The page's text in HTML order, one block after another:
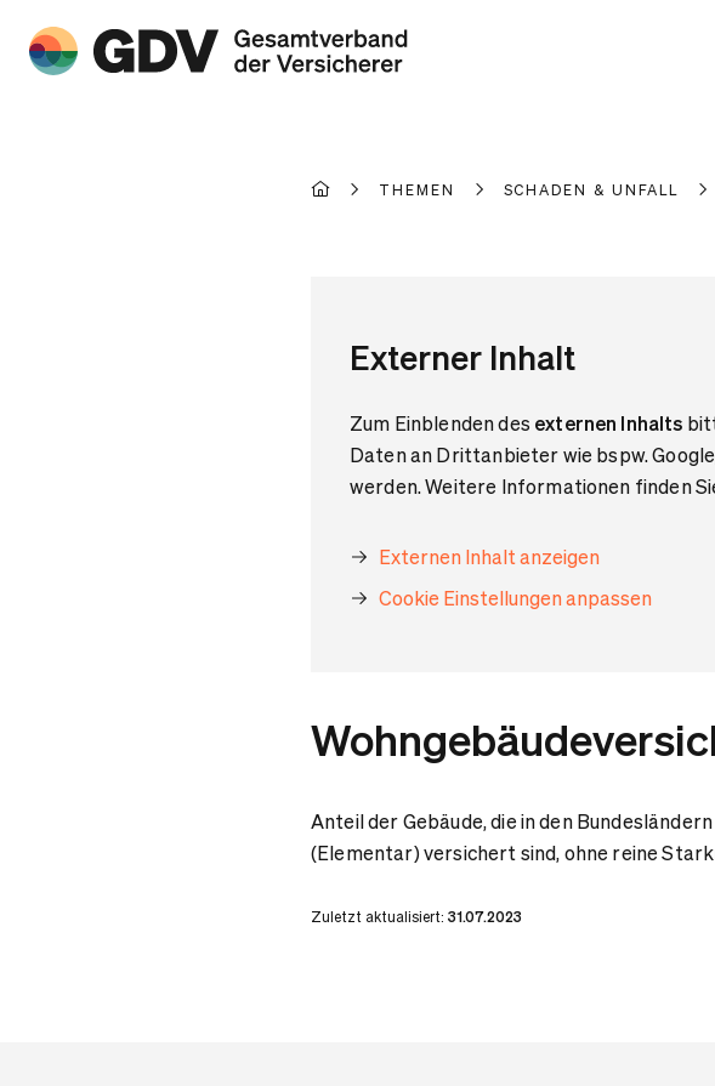
THEMEN SCHADEN & UNFALL
Externer Inhalt
Zum Einblenden des externen Inhalts
Daten an Drittanbieter wie bspw.
werden. Weitere Informationen finden
Externen Inhalt anzeigen
Cookie Einstellungen anpassen
Anteil der Gebäude, die in den
(Elementar) versichert sind, ohne reine
Zuletzt aktualisiert: 31.07.2023